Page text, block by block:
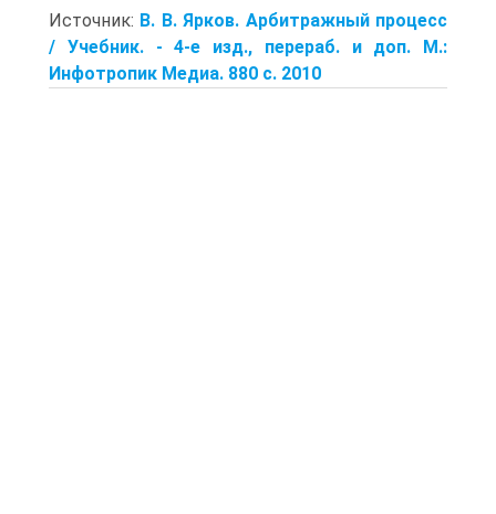
Источник: В. В. Ярков. Арбитражный процесс
/ Учебник. - 4-е изд., перераб. и доп. М.:
Инфотропик Медиа. 880 с. 2010